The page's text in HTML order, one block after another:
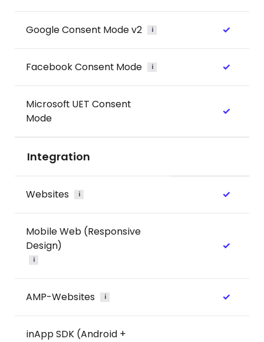
Google Consent Mode v2 i ✓
Facebook Consent Mode i ✓
Microsoft UET Consent
Mode
✓
Integration
Websites i ✓
Mobile Web (Responsive
Design)
i
✓
AMP-Websites i ✓
inApp SDK (Android +